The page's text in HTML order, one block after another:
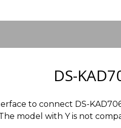
DS-
to connect DS-
model with Y is not